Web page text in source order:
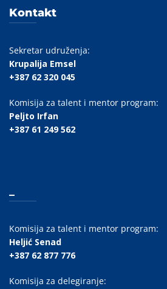
Kontakt
Sekretar udruženja:
Krupalija Emsel
+387 62 320 045
Komisija za talent i mentor program:
Peljto Irfan
+387 61 249 562
Komisija za talent i mentor program:
Heljić Senad
+387 62 877 776
Komisija za delegiranje: